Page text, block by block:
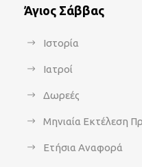
Άγιος Σάββας
Ιστορία
Ιατροί
Δωρεές
Μηνιαία Εκτέλεση
Ετήσια Αναφορά